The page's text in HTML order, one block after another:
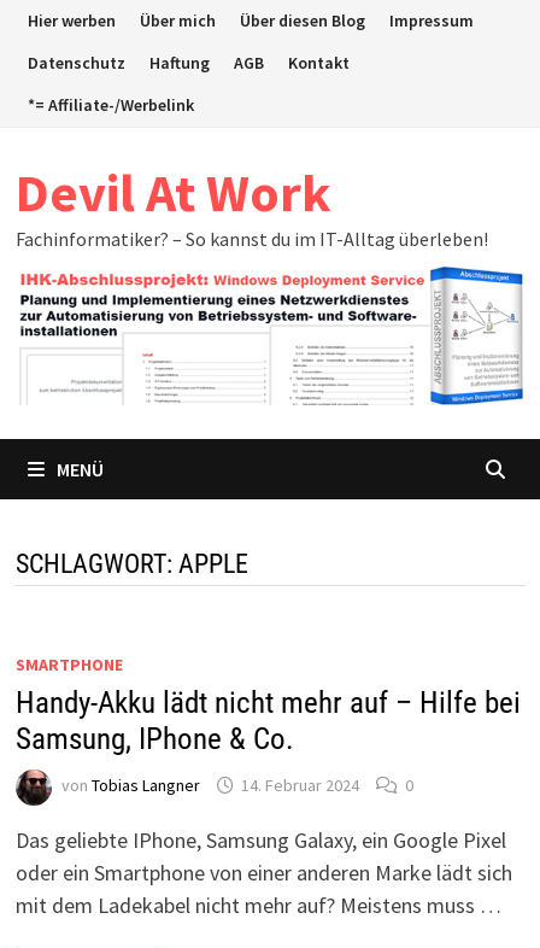
ZumHier werben Über mich Über diesen Blog
Impressum
Datenschutz
Haftung AGB
Kontakt
*= Affiliate-/Werbelink
Devil At Work
Fachinformatiker? – So kannst du im IT-Alltag überleben!
MENÜ
SCHLAGWORT: APPLE
SMARTPHONE
Handy-Akku lädt nicht mehr auf – Hilfe bei
Samsung, IPhone & Co.
von Tobias Langner 14. Februar 2024 0
Das geliebte IPhone, Samsung Galaxy, ein Google Pixel
oder ein Smartphone von einer anderen Marke lädt sich
mit dem Ladekabel nicht mehr auf? Meistens muss …